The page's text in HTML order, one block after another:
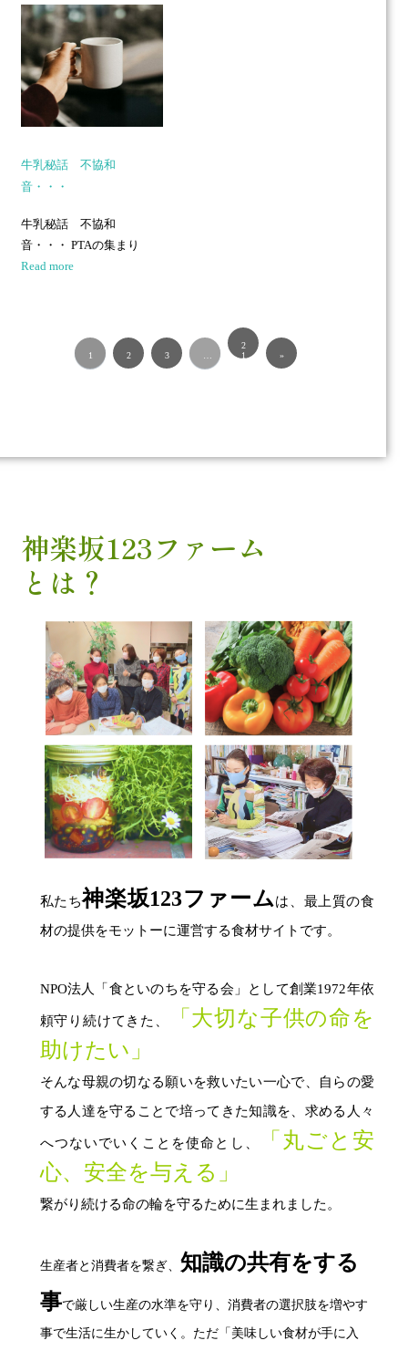
牛乳秘話 不協和
音・・・
牛乳秘話 不協和
音・・・ PTAの集まり
Read more
1 2 3
2
1
»
神楽坂123ファーム
とは？
私たち神楽坂123ファームは、最上質の食
材の提供をモットーに運営する食材サイトです。
NPO法人「食といのちを守る会」として創業1972年依
頼守り続けてきた、
「大切な子供の命を
助けたい」
そんな母親の切なる願いを救いたい一心で、自らの愛
する人達を守ることで培ってきた知識を、求める人々
へつないでいくことを使命とし、
「丸ごと安
心、安全を与える」
繋がり続ける命の輪を守るために生まれました。
生産者と消費者を繋ぎ、 知識の共有をする
事で厳しい生産の水準を守り、消費者の選択肢を増やす
事で生活に生かしていく。ただ「美味しい食材が手に入